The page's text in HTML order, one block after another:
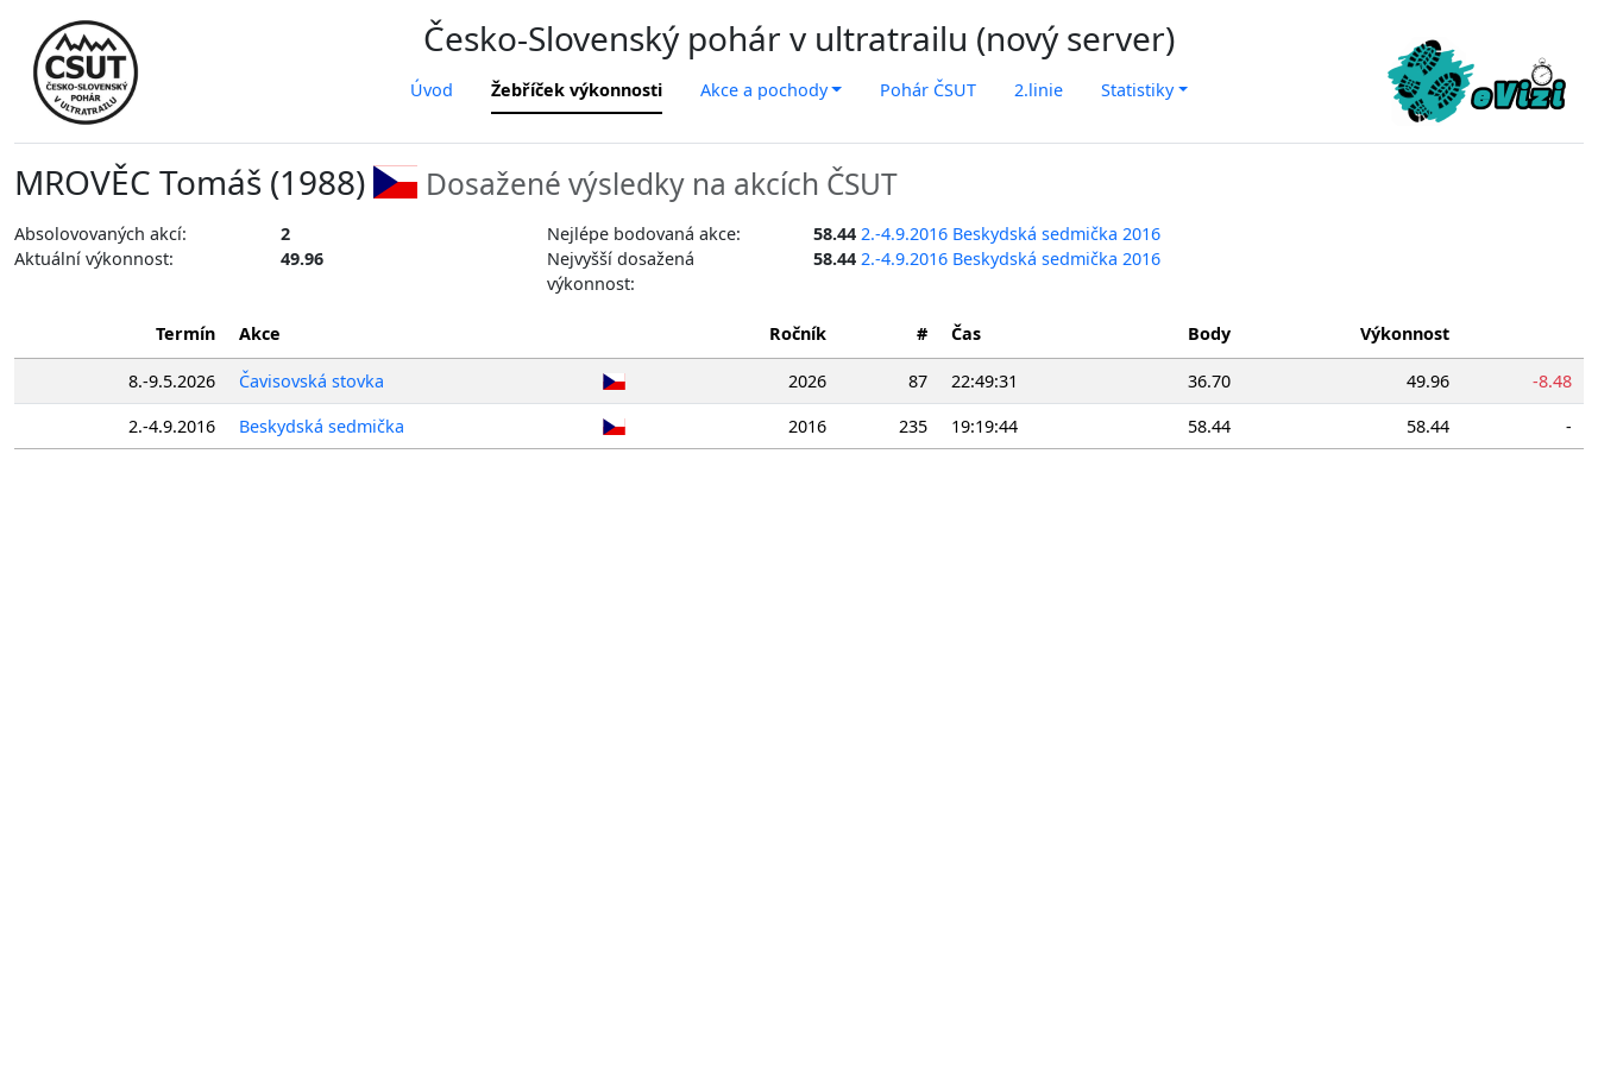
Česko-Slovenský pohár v ultratrailu (nový server)
Úvod Žebříček výkonnosti Akce a pochody Pohár ČSUT 2.linie Statistiky
MROVĚC Tomáš (1988) Dosažené výsledky na akcích ČSUT
Absolovovaných akcí: 2 Nejlépe bodovaná akce: 58.44 2.-4.9.2016 Beskydská sedmička 2016
Aktuální výkonnost:
49.96
Nejvyšší dosažená
výkonnost:
58.44 2.-4.9.2016 Beskydská sedmička 2016
Termín Akce Ročník # Čas Body Výkonnost
8.-9.5.2026 Čavisovská stovka 2026 87 22:49:31 36.70 49.96
-8.48
2.-4.9.2016
Beskydská sedmička 2016 235 19:19:44 58.44 58.44 -